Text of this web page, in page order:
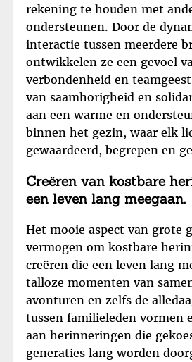
rekening te houden met
ondersteunen. Door de
interactie tussen meerdere
ontwikkelen ze een gevoel
verbondenheid en
van saamhorigheid en
aan een warme en
binnen het gezin, waar elk
gewaardeerd, begrepen en
Creëren van kostbare
een leven lang meegaan.
Het mooie aspect van grote
vermogen om kostbare
creëren die een leven lang
talloze momenten van
avonturen en zelfs de
tussen familieleden vormen
aan herinneringen die
generaties lang worden